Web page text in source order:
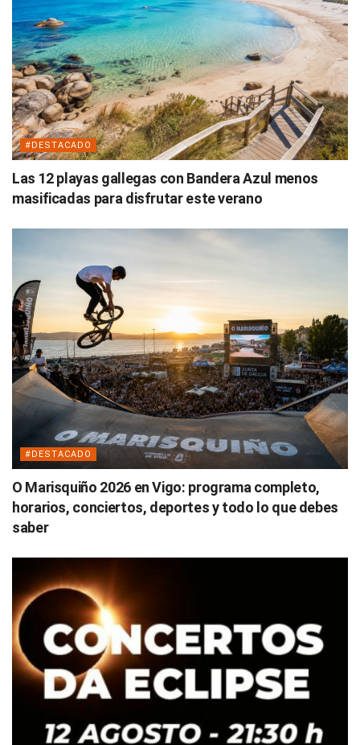
#DESTACADO
Las 12 playas gallegas con Bandera Azul menos
masificadas para disfrutar este verano
#DESTACADO
O Marisquiño 2026 en Vigo: programa completo,
horarios, conciertos, deportes y todo lo que debes
saber